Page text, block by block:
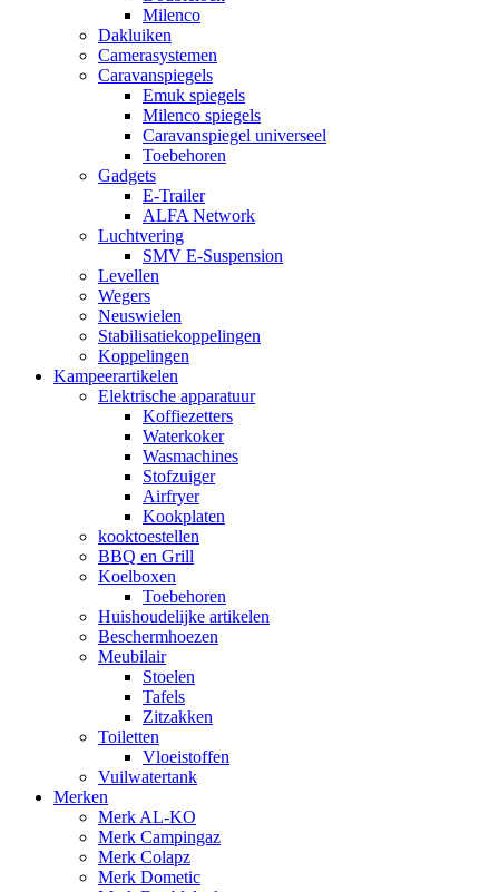
Milenco
Dakluiken
Camerasystemen
Caravanspiegels
Emuk spiegels
Milenco spiegels
Caravanspiegel universeel
Toebehoren
Gadgets
E-Trailer
ALFA Network
Luchtvering
SMV E-Suspension
Levellen
Wegers
Neuswielen
Stabilisatiekoppelingen
Koppelingen
Kampeerartikelen
Elektrische apparatuur
Koffiezetters
Waterkoker
Wasmachines
Stofzuiger
Airfryer
Kookplaten
kooktoestellen
BBQ en Grill
Koelboxen
Toebehoren
Huishoudelijke artikelen
Beschermhoezen
Meubilair
Stoelen
Tafels
Zitzakken
Toiletten
Vloeistoffen
Vuilwatertank
Merken
Merk AL-KO
Merk Campingaz
Merk Colapz
Merk Dometic